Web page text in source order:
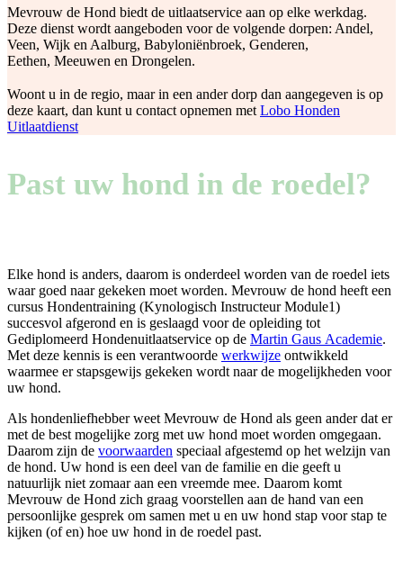
Mevrouw de Hond biedt de uitlaatservice aan op elke werkdag.
Deze dienst wordt aangeboden voor de volgende dorpen: Andel,
Veen, Wijk en Aalburg, Babyloniënbroek, Genderen,
Eethen, Meeuwen en Drongelen.
Woont u in de regio, maar in een ander dorp dan aangegeven is op
deze kaart, dan kunt u contact opnemen met Lobo Honden
Uitlaatdienst
Past uw hond in de roedel?
Elke hond is anders, daarom is onderdeel worden van de roedel iets
waar goed naar gekeken moet worden. Mevrouw de hond heeft een
cursus Hondentraining (Kynologisch Instructeur Module1)
succesvol afgerond en is geslaagd voor de opleiding tot
Gediplomeerd Hondenuitlaatservice op de Martin Gaus Academie.
Met deze kennis is een verantwoorde werkwijze ontwikkeld
waarmee er stapsgewijs gekeken wordt naar de mogelijkheden voor
uw hond.
Als hondenliefhebber weet Mevrouw de Hond als geen ander dat er
met de best mogelijke zorg met uw hond moet worden omgegaan.
Daarom zijn de voorwaarden speciaal afgestemd op het welzijn van
de hond. Uw hond is een deel van de familie en die geeft u
natuurlijk niet zomaar aan een vreemde mee. Daarom komt
Mevrouw de Hond zich graag voorstellen aan de hand van een
persoonlijke gesprek om samen met u en uw hond stap voor stap te
kijken (of en) hoe uw hond in de roedel past.